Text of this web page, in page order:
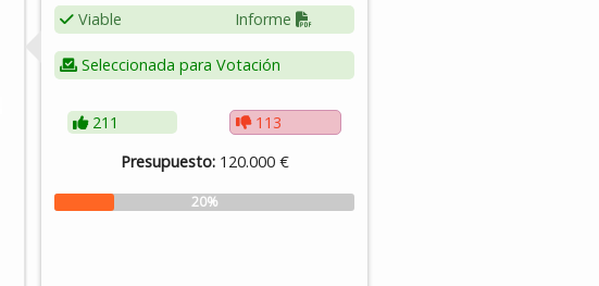
Viable Informe
Seleccionada para Votación
211
113
Presupuesto: 120.000 €
20%